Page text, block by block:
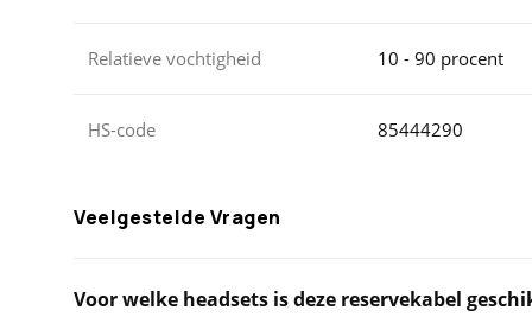
Relatieve vochtigheid 10 - 90 procent
HS-code 85444290
Veelgestelde Vragen
Voor welke headsets is deze reservekabel